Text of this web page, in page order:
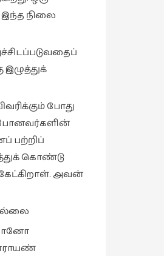
இந்த நிலை
போது
போனவர்களின்
பற்றிப்
கொண்டு
கேட்கிறாள். அவன்